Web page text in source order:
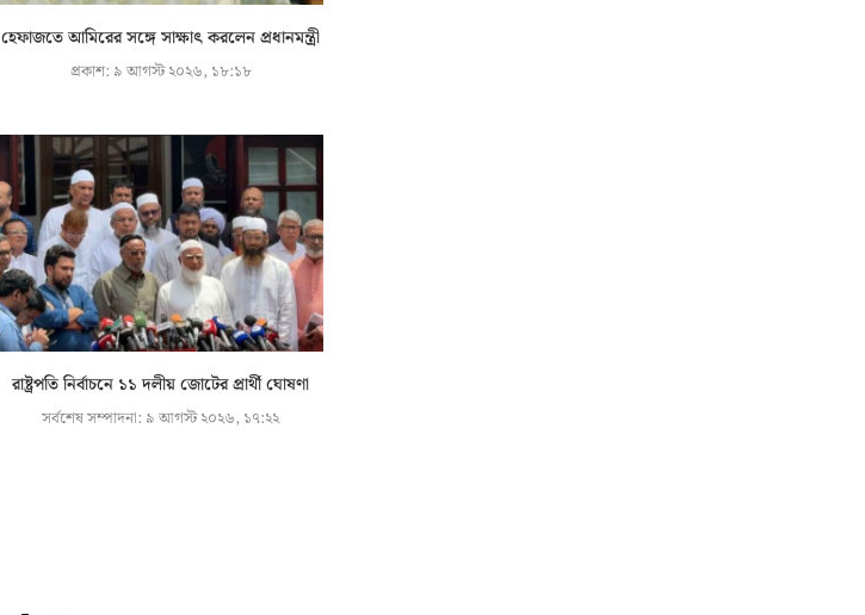
হেফাজতে আমিরের সঙ্গে সাক্ষাৎ করলেন প্রধানমন্ত্রী
প্রকাশ: ৯ আগস্ট ২০২৬, ১৮:১৮
রাষ্ট্রপতি নির্বাচনে ১১ দলীয় জোটের প্রার্থী ঘোষণা
সর্বশেষ সম্পাদনা: ৯ আগস্ট ২০২৬, ১৭:২২